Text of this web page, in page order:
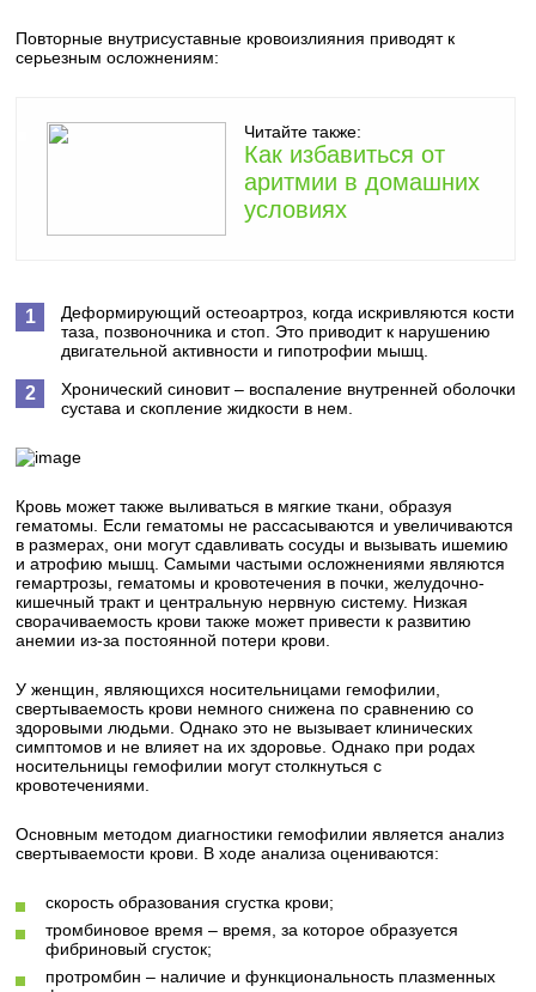
Повторные внутрисуставные кровоизлияния приводят к
серьезным осложнениям:
Читайте также:
Как избавиться от
аритмии в домашних
условиях
Деформирующий остеоартроз, когда искривляются кости
таза, позвоночника и стоп. Это приводит к нарушению
двигательной активности и гипотрофии мышц.
Хронический синовит – воспаление внутренней оболочки
сустава и скопление жидкости в нем.
Кровь может также выливаться в мягкие ткани, образуя
гематомы. Если гематомы не рассасываются и увеличиваются
в размерах, они могут сдавливать сосуды и вызывать ишемию
и атрофию мышц. Самыми частыми осложнениями являются
гемартрозы, гематомы и кровотечения в почки, желудочно-
кишечный тракт и центральную нервную систему. Низкая
сворачиваемость крови также может привести к развитию
анемии из-за постоянной потери крови.
У женщин, являющихся носительницами гемофилии,
свертываемость крови немного снижена по сравнению со
здоровыми людьми. Однако это не вызывает клинических
симптомов и не влияет на их здоровье. Однако при родах
носительницы гемофилии могут столкнуться с
кровотечениями.
Основным методом диагностики гемофилии является анализ
свертываемости крови. В ходе анализа оцениваются:
скорость образования сгустка крови;
тромбиновое время – время, за которое образуется
фибриновый сгусток;
протромбин – наличие и функциональность плазменных